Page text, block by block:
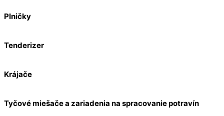
Plničky
Tenderizer
Krájače
Tyčové miešače a zariadenia na spracovanie potravín